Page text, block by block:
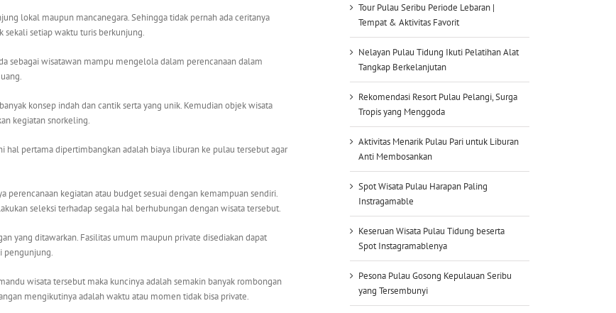
lokal maupun mancanegara. Sehingga tidak pernah ada ceritanya
sekali setiap waktu turis berkunjung.
sebagai wisatawan mampu mengelola dalam perencanaan dalam
konsep indah dan cantik serta yang unik. Kemudian objek wisata
kegiatan snorkeling.
pertama dipertimbangkan adalah biaya liburan ke pulau tersebut agar
kegiatan atau budget sesuai dengan kemampuan sendiri.
seleksi terhadap segala hal berhubungan dengan wisata tersebut.
yang ditawarkan. Fasilitas umum maupun private disediakan dapat
pengunjung.
wisata tersebut maka kuncinya adalah semakin banyak rombongan
mengikutinya adalah waktu atau momen tidak bisa private.
Tour Pulau Seribu Periode Lebaran |
Tempat & Aktivitas Favorit
Nelayan Pulau Tidung Ikuti Pelatihan Alat
Tangkap Berkelanjutan
Rekomendasi Resort Pulau Pelangi, Surga
Tropis yang Menggoda
Aktivitas Menarik Pulau Pari untuk Liburan
Anti Membosankan
Spot Wisata Pulau Harapan Paling
Instragamable
Keseruan Wisata Pulau Tidung beserta
Spot Instagramablenya
Pesona Pulau Gosong Kepulauan Seribu
yang Tersembunyi